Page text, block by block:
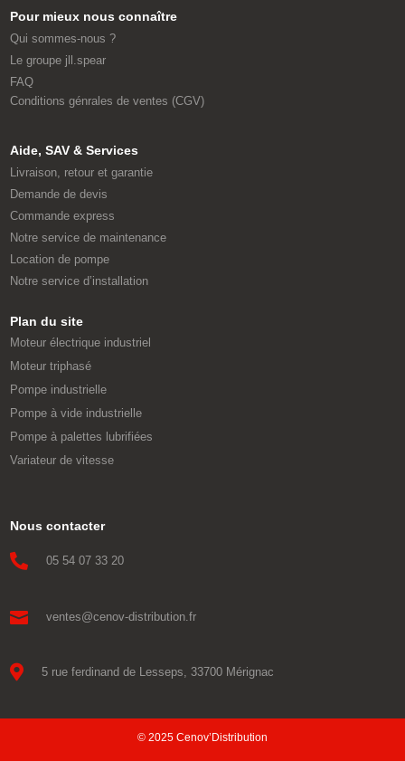
Pour mieux nous connaître
Qui sommes-nous ?
Le groupe jll.spear
FAQ
Conditions génrales de ventes (CGV)
Aide, SAV & Services
Livraison, retour et garantie
Demande de devis
Commande express
Notre service de maintenance
Location de pompe
Notre service d’installation
Plan du site
Moteur électrique industriel
Moteur triphasé
Pompe industrielle
Pompe à vide industrielle
Pompe à palettes lubrifiées
Variateur de vitesse
Nous contacter
 05 54 07 33 20
 ventes@cenov-distribution.fr
 5 rue ferdinand de Lesseps, 33700 Mérignac
© 2025 Cenov’Distribution